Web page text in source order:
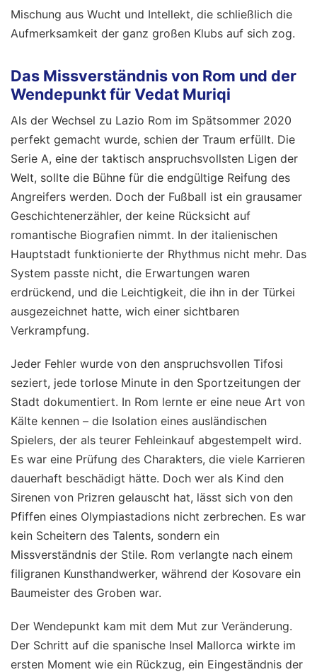
Mischung aus Wucht und Intellekt, die schließlich die
Aufmerksamkeit der ganz großen Klubs auf sich zog.
Das Missverständnis von Rom und der
Wendepunkt für Vedat Muriqi
Als der Wechsel zu Lazio Rom im Spätsommer 2020
perfekt gemacht wurde, schien der Traum erfüllt. Die
Serie A, eine der taktisch anspruchsvollsten Ligen der
Welt, sollte die Bühne für die endgültige Reifung des
Angreifers werden. Doch der Fußball ist ein grausamer
Geschichtenerzähler, der keine Rücksicht auf
romantische Biografien nimmt. In der italienischen
Hauptstadt funktionierte der Rhythmus nicht mehr. Das
System passte nicht, die Erwartungen waren
erdrückend, und die Leichtigkeit, die ihn in der Türkei
ausgezeichnet hatte, wich einer sichtbaren
Verkrampfung.
Jeder Fehler wurde von den anspruchsvollen Tifosi
seziert, jede torlose Minute in den Sportzeitungen der
Stadt dokumentiert. In Rom lernte er eine neue Art von
Kälte kennen – die Isolation eines ausländischen
Spielers, der als teurer Fehleinkauf abgestempelt wird.
Es war eine Prüfung des Charakters, die viele Karrieren
dauerhaft beschädigt hätte. Doch wer als Kind den
Sirenen von Prizren gelauscht hat, lässt sich von den
Pfiffen eines Olympiastadions nicht zerbrechen. Es war
kein Scheitern des Talents, sondern ein
Missverständnis der Stile. Rom verlangte nach einem
filigranen Kunsthandwerker, während der Kosovare ein
Baumeister des Groben war.
Der Wendepunkt kam mit dem Mut zur Veränderung.
Der Schritt auf die spanische Insel Mallorca wirkte im
ersten Moment wie ein Rückzug, ein Eingeständnis der